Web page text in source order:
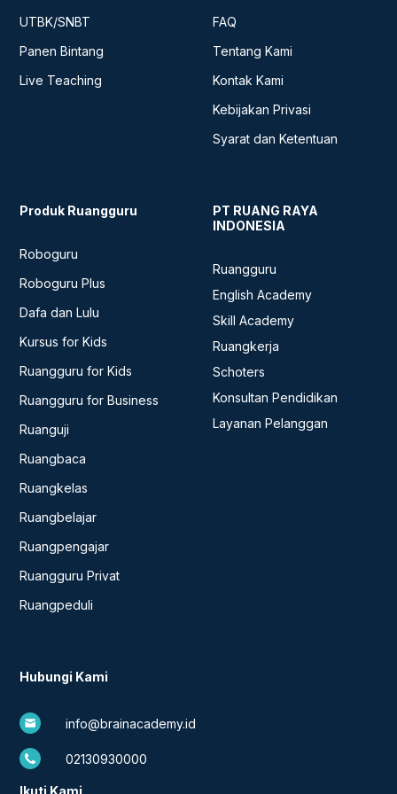
UTBK/SNBT
Panen Bintang
Live Teaching
FAQ
Tentang Kami
Kontak Kami
Kebijakan Privasi
Syarat dan Ketentuan
Produk Ruangguru
Roboguru
Roboguru Plus
Dafa dan Lulu
Kursus for Kids
Ruangguru for Kids
Ruangguru for Business
Ruanguji
Ruangbaca
Ruangkelas
Ruangbelajar
Ruangpengajar
Ruangguru Privat
Ruangpeduli
PT RUANG RAYA
INDONESIA
Ruangguru
English Academy
Skill Academy
Ruangkerja
Schoters
Konsultan Pendidikan
Layanan Pelanggan
Hubungi Kami
info@brainacademy.id
02130930000